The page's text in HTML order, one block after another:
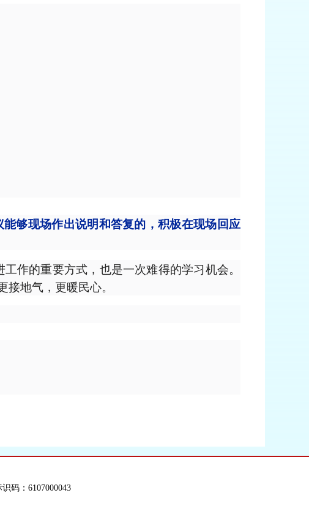
够现场作出说明和答复的，积极在现场回应
作的重要方式，也是一次难得的学习机会。
地气，更暖民心。
码：6107000043